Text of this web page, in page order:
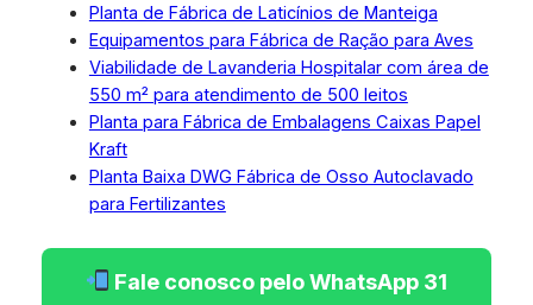
Planta de Fábrica de Laticínios de Manteiga
Equipamentos para Fábrica de Ração para Aves
Viabilidade de Lavanderia Hospitalar com área de
550 m² para atendimento de 500 leitos
Planta para Fábrica de Embalagens Caixas Papel
Kraft
Planta Baixa DWG Fábrica de Osso Autoclavado
para Fertilizantes
Fale conosco pelo WhatsApp 31